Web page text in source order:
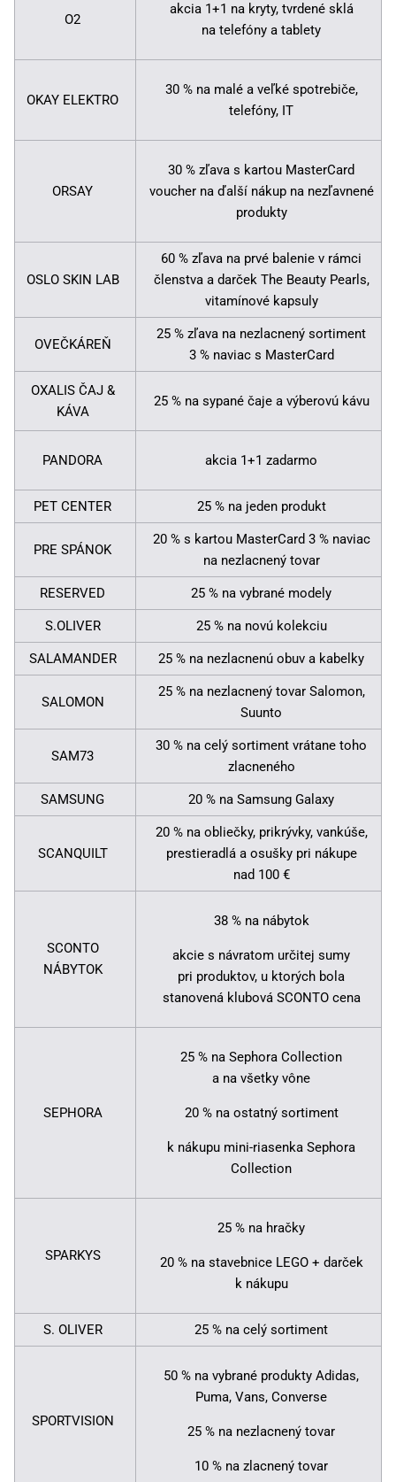
O2
akcia 1+1 na kryty, tvrdené sklá
na telefóny a tablety
OKAY ELEKTRO
30 % na malé a veľké spotrebiče,
telefóny, IT
ORSAY
30 % zľava s kartou MasterCard
voucher na ďalší nákup na nezľavnené
produkty
OSLO SKIN LAB
60 % zľava na prvé balenie v rámci
členstva a darček The Beauty Pearls,
vitamínové kapsuly
OVEČKÁREŇ
25 % zľava na nezlacnený sortiment
3 % naviac s MasterCard
OXALIS ČAJ &
KÁVA
25 % na sypané čaje a výberovú kávu
PANDORA akcia 1+1 zadarmo
PET CENTER 25 % na jeden produkt
PRE SPÁNOK
20 % s kartou MasterCard 3 % naviac
na nezlacnený tovar
RESERVED 25 % na vybrané modely
S.OLIVER 25 % na novú kolekciu
SALAMANDER 25 % na nezlacnenú obuv a kabelky
SALOMON
25 % na nezlacnený tovar Salomon,
Suunto
SAM73
30 % na celý sortiment vrátane toho
zlacneného
SAMSUNG 20 % na Samsung Galaxy
SCANQUILT
20 % na obliečky, prikrývky, vankúše,
prestieradlá a osušky pri nákupe
nad 100 €
SCONTO
NÁBYTOK
38 % na nábytok
akcie s návratom určitej sumy
pri produktov, u ktorých bola
stanovená klubová SCONTO cena
SEPHORA
25 % na Sephora Collection
a na všetky vône
20 % na ostatný sortiment
k nákupu mini-riasenka Sephora
Collection
SPARKYS
25 % na hračky
20 % na stavebnice LEGO + darček
k nákupu
S. OLIVER 25 % na celý sortiment
SPORTVISION
50 % na vybrané produkty Adidas,
Puma, Vans, Converse
25 % na nezlacnený tovar
10 % na zlacnený tovar